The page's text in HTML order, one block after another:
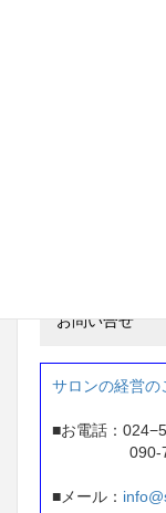
お問い合せ
サロンの経営の
■お電話：
090-
■メール：